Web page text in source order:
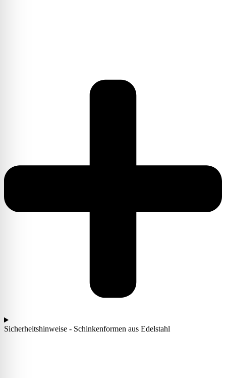
Sicherheitshinweise - Schinkenformen aus Edelstahl